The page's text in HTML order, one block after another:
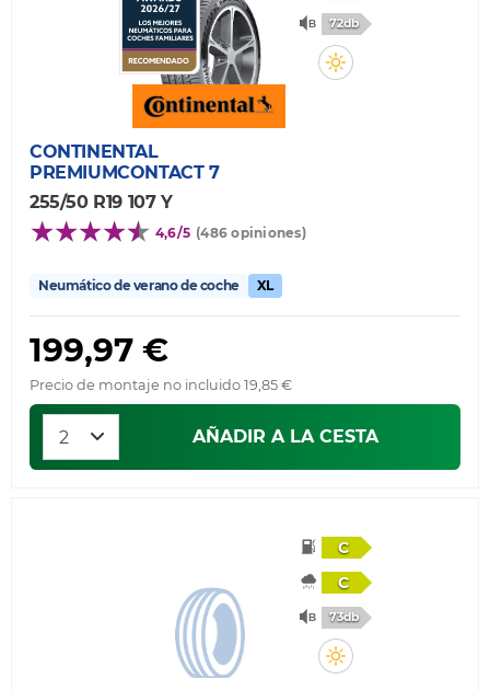
72db
CONTINENTAL
PREMIUMCONTACT 7
255/50 R19 107 Y
4,6/5 (486 opiniones)
Neumático de verano de coche XL
199,97 €
Precio de montaje no incluido 19,85 €
AÑADIR A LA CESTA
C
C
73db